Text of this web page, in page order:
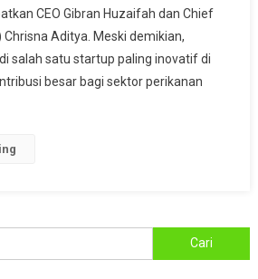
Akuakultur
Hingga
Isu
Penyelewengan
CEO Gibran Huzaifah dan Chief
Chrisna Aditya. Meski demikian,
salah satu startup paling inovatif di
besar bagi sektor perikanan
untuk: